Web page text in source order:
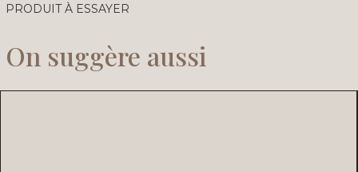
PRODUIT À ESSAYER
On suggère aussi